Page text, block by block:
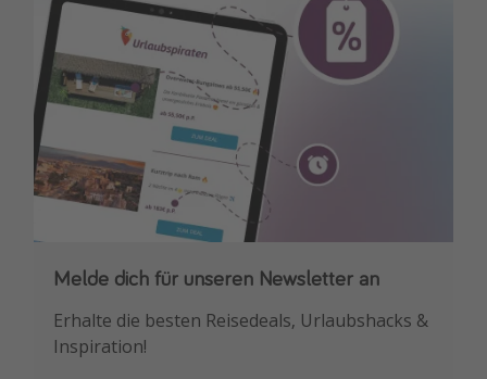
Melde dich für unseren Newsletter an
Erhalte die besten Reisedeals, Urlaubshacks &
Inspiration!
Downloade unsere App
Buche die besten Reiseschnäppchen als
Erstes.